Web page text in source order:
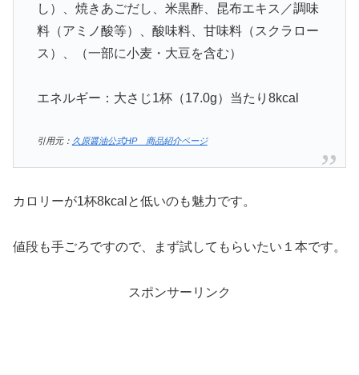
し）、焼きあごだし、米黒酢、昆布エキス／調味
料（アミノ酸等）、酸味料、甘味料（スクラロー
ス）、（一部に小麦・大豆を含む）
エネルギー：大さじ1杯（17.0g）当たり8kcal
引用元： 久原醤油公式HP 商品紹介ページ
カロリーが1杯8kcalと低いのも魅力です。
値段も手ごろですので、まず試してもらいたい１本です。
スポンサーリンク